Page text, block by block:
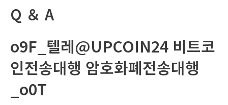
Q ＆ A
o9F_텔레@UPCOIN24 비트코
인전송대행 암호화폐전송대행
_o0T